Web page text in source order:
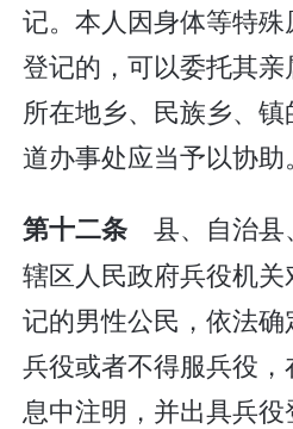
记。本人因身体等特
登记的，可以委托其
所在地乡、民族乡、
道办事处应当予以协助。
第十二条 县、自治县
辖区人民政府兵役机
记的男性公民，依法
兵役或者不得服兵役
息中注明，并出具兵